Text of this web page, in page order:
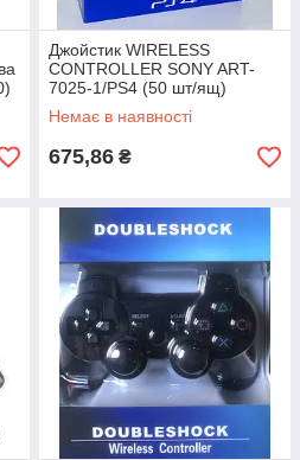
Джойстик WIRELESS
CONTROLLER SONY ART-
7025-1/PS4 (50 шт/ящ)
Немає в наявності
675,86 ₴